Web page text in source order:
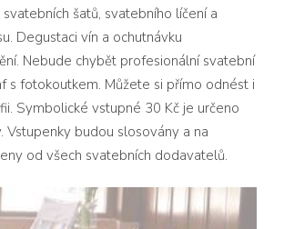
šatů, svatebního líčení a
Degustaci vín a ochutnávku
Nebude chybět profesionální svatební
s fotokoutkem. Můžete si přímo odnést i
Symbolické vstupné 30 Kč je určeno
Vstupenky budou slosovány a na
od všech svatebních dodavatelů.